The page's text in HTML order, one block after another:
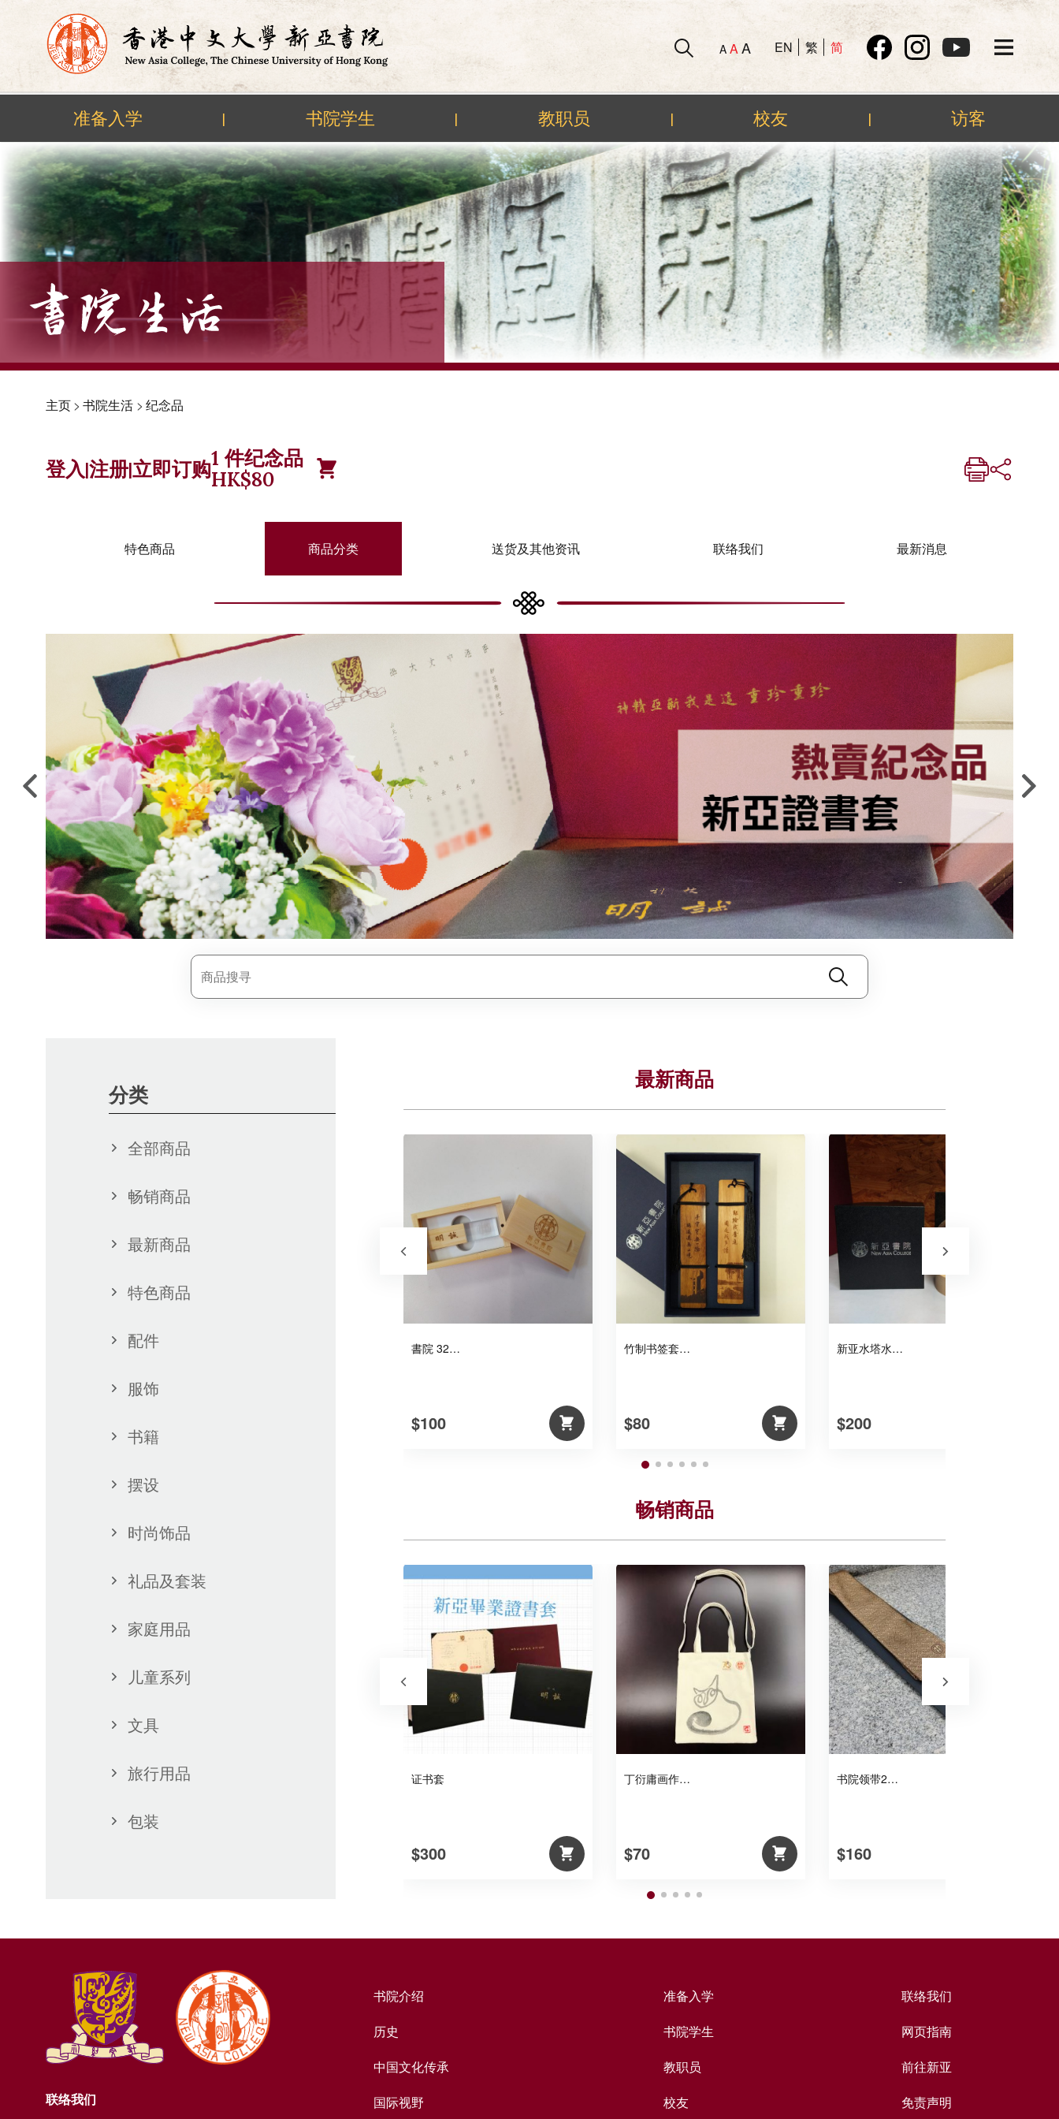
Skip
content
A AA EN 繁 简
准备入学 | 书院学生 | 教职员 | 校友 | 访客
主页> 书院生活 > 纪念品
登入|注册|立即订购1 件纪念品
HK$80
特色商品 商品分类 送货及其他资讯 联络我们 最新消息
分类
全部商品
畅销商品
最新商品
特色商品
配件
服饰
书籍
摆设
时尚饰品
礼品及套装
家庭用品
儿童系列
文具
旅行用品
包装
最新商品
書院 32…
$100
竹制书签套…
$80
新亚水塔水…
$200
畅销商品
证书套
$300
丁衍庸画作…
$70
书院领带2…
$160
联络我们
书院介绍
历史
中国文化传承
国际视野
准备入学
书院学生
教职员
校友
联络我们
网页指南
前往新亚
免责声明